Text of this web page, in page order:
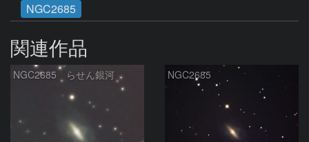
NGC2685
関連作品
NGC2685 らせん銀河 NGC2685